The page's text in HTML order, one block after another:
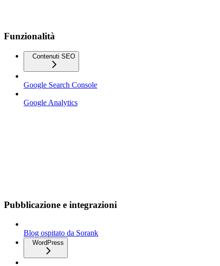
Funzionalità
Contenuti SEO
Google Search Console
Google Analytics
Pubblicazione e integrazioni
Blog ospitato da Sorank
WordPress